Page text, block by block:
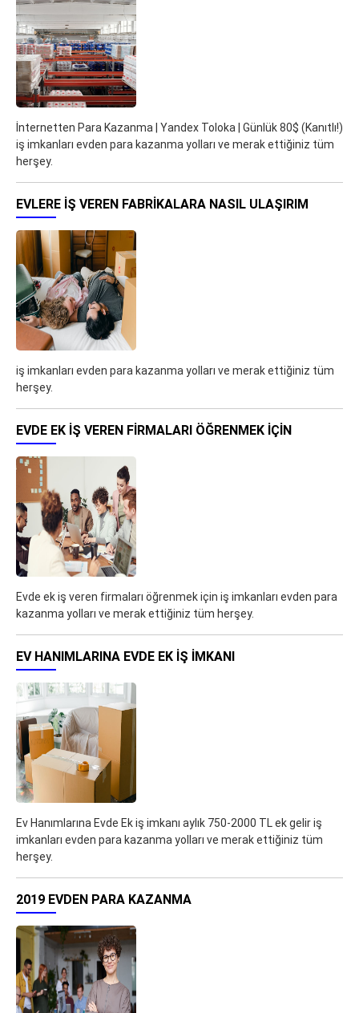
İnternetten Para Kazanma | Yandex Toloka | Günlük 80$ (Kanıtlı!)
iş imkanları evden para kazanma yolları ve merak ettiğiniz tüm
herşey.
EVLERE İŞ VEREN FABRIKALARA NASIL ULAŞIRIM
iş imkanları evden para kazanma yolları ve merak ettiğiniz tüm
herşey.
EVDE EK IŞ VEREN FIRMALARI ÖĞRENMEK IÇIN
Evde ek iş veren firmaları öğrenmek için iş imkanları evden para
kazanma yolları ve merak ettiğiniz tüm herşey.
EV HANIMLARINA EVDE EK IŞ IMKANI
Ev Hanımlarına Evde Ek iş imkanı aylık 750-2000 TL ek gelir iş
imkanları evden para kazanma yolları ve merak ettiğiniz tüm
herşey.
2019 EVDEN PARA KAZANMA